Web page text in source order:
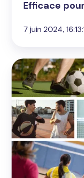
Stress
Efficace
7 juin 2024,
6
sports
à
faire
entre
collègues
pour
réduire